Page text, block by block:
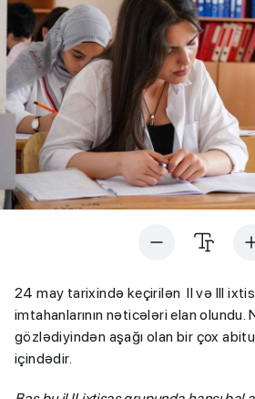
24 may tarixində keçirilən II və III
imtahanlarının nəticələri elan olundu.
gözlədiyindən aşağı olan bir çox
içindədir.